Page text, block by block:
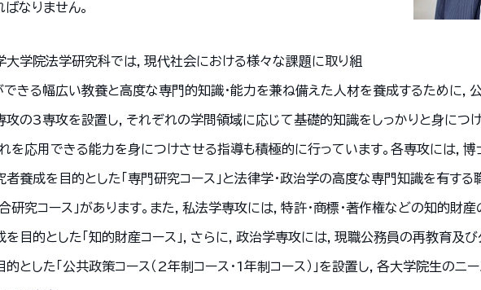
なりません。
大学院法学研究科では，現代社会における様々な課題に取り組
できる幅広い教養と高度な専門的知識・能力を兼ね備えた人材を養成するために，公
攻の3専攻を設置し，それぞれの学問領域に応じて基礎的知識をしっかりと身につ
れを応用できる能力を身につけさせる指導も積極的に行っています。各専攻には，
者養成を目的とした「専門研究コース」と法律学・政治学の高度な専門知識を有す
合研究コース」があります。また，私法学専攻には，特許・商標・著作権などの知的財
を目的とした「知的財産コース」，さらに，政治学専攻には，現職公務員の再教育及
とした「公共政策コース（2年制コース・1年制コース）」を設置し，各大学院生のニ